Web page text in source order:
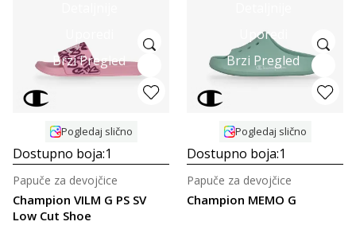
Brzi Pregled
Pogledaj slično
Dostupno boja:1
Champion VILM G PS SV
Low Cut Shoe
Papuče za devojčice
Uporedi
Brzi Pregled
Pogledaj slično
Dostupno boja:1
Champion MEMO G
Papuče za devojčice